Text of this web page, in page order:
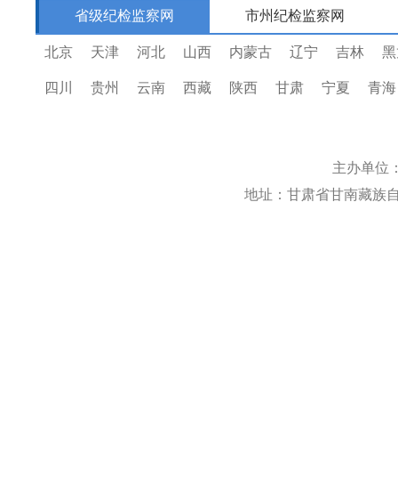
省级纪检监察网 市州纪检监察网
北京 天津 河北 山西 内蒙古 辽宁 吉林
四川 贵州 云南 西藏 陕西 甘肃 宁夏 青海
主办单位
地址：甘肃省甘南藏族